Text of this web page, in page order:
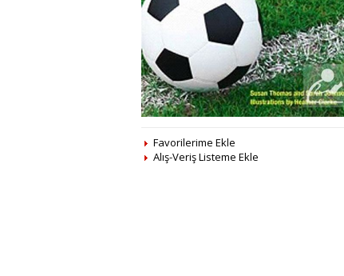
Favorilerime Ekle
Alış-Veriş Listeme Ekle